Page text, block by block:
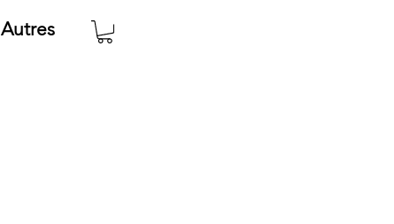
Autres